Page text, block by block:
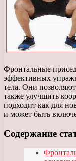
Фронтальные
эффективных
тела. Они
также улучшить
подходит как для
и может быть
Содержание